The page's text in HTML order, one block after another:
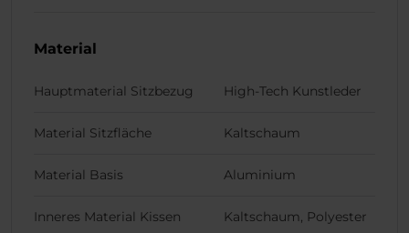
Material
Hauptmaterial Sitzbezug High-Tech Kunstleder
Material Sitzfläche Kaltschaum
Material Basis Aluminium
Inneres Material Kissen Kaltschaum, Polyester